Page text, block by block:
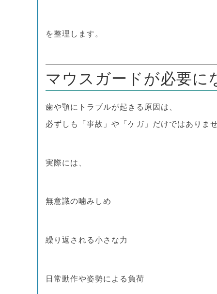
を整理します。
マウスガードが必要に
歯や顎にトラブルが起きる原因は、
必ずしも「事故」や「ケガ」だけではありませ
実際には、
無意識の噛みしめ
繰り返される小さな力
日常動作や姿勢による負荷